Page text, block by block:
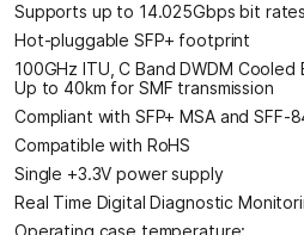
Supports up to 14.025Gbps bit rates
Hot-pluggable SFP+ footprint
100GHz ITU, C Band DWDM
Up to 40km for SMF transmission
Compliant with SFP+ MSA and
Compatible with RoHS
Single +3.3V power supply
Real Time Digital Diagnostic